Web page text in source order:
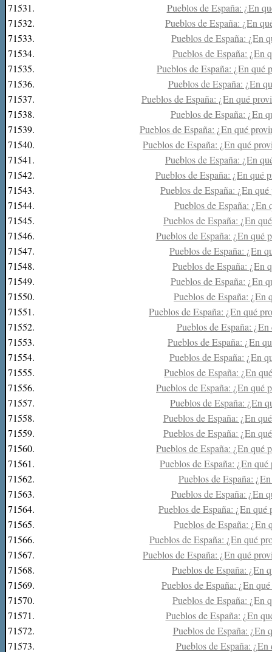
71531.
Pueblos de España: ¿En
71532.
Pueblos de España: ¿En
71533.
Pueblos de España: ¿En
71534.
Pueblos de España: ¿En
71535.
Pueblos de España: ¿En qué
71536.
Pueblos de España: ¿En
71537.
Pueblos de España: ¿En qué
71538.
Pueblos de España: ¿En
71539.
Pueblos de España: ¿En qué
71540.
Pueblos de España: ¿En qué
71541.
Pueblos de España: ¿En
71542.
Pueblos de España: ¿En qué
71543.
Pueblos de España: ¿En
71544.
Pueblos de España: ¿En
71545.
Pueblos de España: ¿En
71546.
Pueblos de España: ¿En qué
71547.
Pueblos de España: ¿En
71548.
Pueblos de España: ¿En
71549.
Pueblos de España: ¿En
71550.
Pueblos de España: ¿En
71551.
Pueblos de España: ¿En qué
71552.
Pueblos de España:
71553.
Pueblos de España: ¿En
71554.
Pueblos de España: ¿En
71555.
Pueblos de España: ¿En
71556.
Pueblos de España: ¿En qué
71557.
Pueblos de España: ¿En
71558.
Pueblos de España: ¿En
71559.
Pueblos de España: ¿En
71560.
Pueblos de España: ¿En qué
71561.
Pueblos de España: ¿En
71562.
Pueblos de España:
71563.
Pueblos de España: ¿En
71564.
Pueblos de España: ¿En
71565.
Pueblos de España: ¿En
71566.
Pueblos de España: ¿En qué
71567.
Pueblos de España: ¿En qué
71568.
Pueblos de España: ¿En
71569.
Pueblos de España: ¿En
71570.
Pueblos de España: ¿En
71571.
Pueblos de España: ¿En
71572.
Pueblos de España: ¿En
71573.
Pueblos de España: